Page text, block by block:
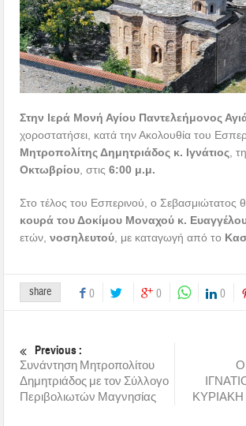
Στην Ιερά Μονή Αγίου Παντελεήμονος
χοροστατήσει, κατά την Ακολουθία του
Μητροπολίτης Δημητριάδος κ. Ιγνάτιος,
Οκτωβρίου, στις6:00 μ.μ.
Στο τέλος του Εσπερινού, ο Σεβασμιώτατος
κουρά του Δοκίμου Μοναχού κ.
ετών,νοσηλευτού, με καταγωγή από το
share 0 0 0
Previous :
Συνάντηση Μητροπολίτου
Δημητριάδος με τον Σύλλογο
Περιβολιωτών Μαγνησίας
Ο
ΚΥΡΙΑΚΗ